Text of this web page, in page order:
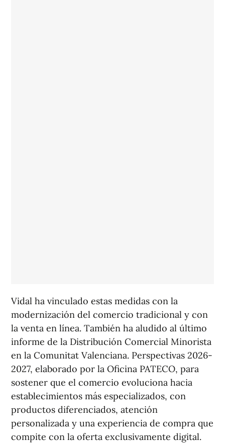
Vidal ha vinculado estas medidas con la
modernización del comercio tradicional y con
la venta en línea. También ha aludido al último
informe de la Distribución Comercial Minorista
en la Comunitat Valenciana. Perspectivas 2026-
2027, elaborado por la Oficina PATECO, para
sostener que el comercio evoluciona hacia
establecimientos más especializados, con
productos diferenciados, atención
personalizada y una experiencia de compra que
compite con la oferta exclusivamente digital.